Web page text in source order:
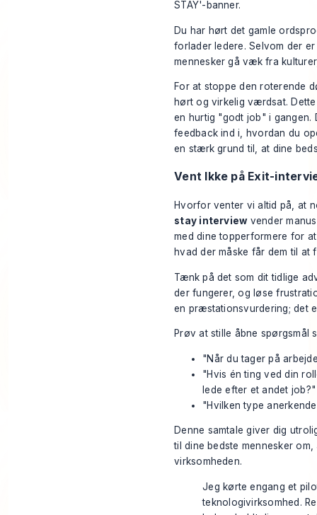
Du har hørt det gamle
forlader ledere. Selvom der
mennesker gå væk fra
For at stoppe den roterende
hørt og virkelig værdsat.
en hurtig "godt job" i gangen.
feedback ind i, hvordan du
en stærk grund til, at dine
Vent Ikke på Exit-
Hvorfor venter vi altid på, at
stay interviewvender
med dine topperformere for
hvad der måske får dem til at
Tænk på det som dit tidlige
der fungerer, og løse
en præstationsvurdering; det
Prøv at stille åbne spørgsmål
"Når du tager på
"Hvis én ting ved din
lede efter et andet job?"
"Hvilken type
Denne samtale giver dig
til dine bedste mennesker
virksomheden.
Jeg kørte engang et
teknologivirksomhed.